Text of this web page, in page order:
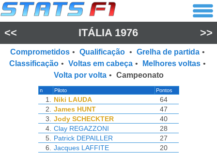
<< ITÁLIA 1976 >>
Comprometidos • Qualificação • Grelha de partida •
Classificação • Voltas em cabeça • Melhores voltas •
Volta por volta • Campeonato
n Piloto Pontos
1. Niki LAUDA
64
2.
James HUNT
47
3.
Jody SCHECKTER
40
4. Clay REGAZZONI
28
5.
Patrick DEPAILLER
27
6.
Jacques LAFFITE
20